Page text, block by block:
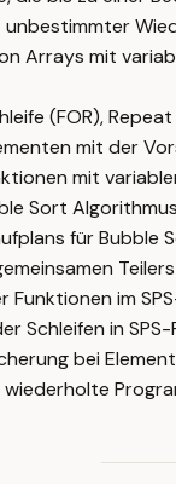
Arrays mit
(FOR),
mit der
mit
Sort
für Bubble
im
Schleifen in
bei